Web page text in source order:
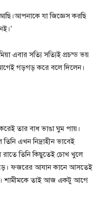
যা জিজ্ঞেস করছি
এবার সত্যি সত্যিই প্রচন্ড ভয়
গড়গড় করে বলে দিলেন।
তার বাধ ভাঙা ঘুম পায়।
এখন নিদ্রাহীন ভাবেই
তিনি কিছুতেই চোখ খুলে
ফজরের আযান কানে আসতেই
শামীমকে তাই আজ একটু আগে